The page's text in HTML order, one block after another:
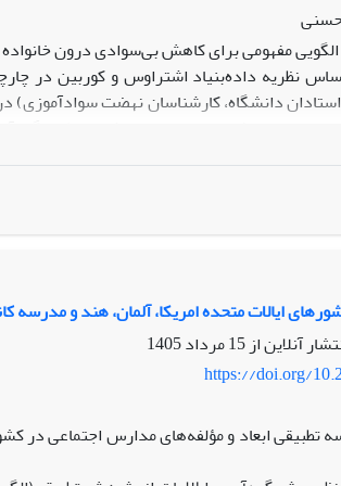
داشته باشد.حسنی
مفهومی برای کاهش بی‌سوادی درون
نظریه داده‌بنیاد اشتراوس و کوربین در
استادان دانشگاه، کارشناسان نهضت
تا رسیدن به اشباع نظری
بومی و مبتنی بر تجربه متخصصان برای
کنار برنامه‌های رسمی سوادآموزی توصیه می‌گردد.
آموزشی خانواده، سوادآموزی
ایالات متحده امریکا، آلمان، هند و مدرسه
آنلاین از15 مرداد 1405
https://doi.org/
ابعاد و مؤلفه‌های مدارس اجتماعی در